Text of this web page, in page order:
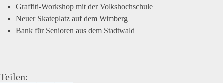
Graffiti-Workshop mit der Volkshochschule
Neuer Skateplatz auf dem Wimberg
Bank für Senioren aus dem Stadtwald
Teilen: